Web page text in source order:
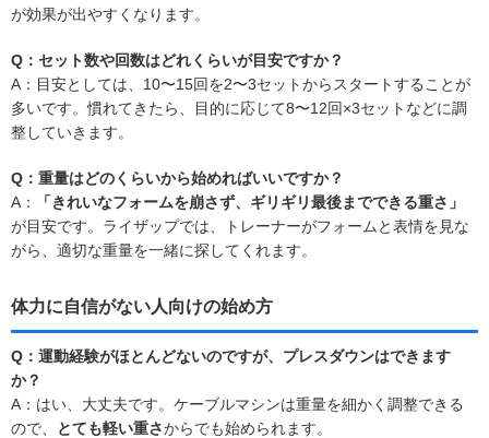
が効果が出やすくなります。
Q：セット数や回数はどれくらいが目安ですか？
A：目安としては、10〜15回を2〜3セットからスタートすることが
多いです。慣れてきたら、目的に応じて8〜12回×3セットなどに調
整していきます。
Q：重量はどのくらいから始めればいいですか？
A：
「きれいなフォームを崩さず、ギリギリ最後までできる重さ」
が目安です。ライザップでは、トレーナーがフォームと表情を見な
がら、適切な重量を一緒に探してくれます。
体力に自信がない人向けの始め方
Q：運動経験がほとんどないのですが、プレスダウンはできます
か？
A：はい、大丈夫です。ケーブルマシンは重量を細かく調整できる
ので、
とても軽い重さからでも始められます。